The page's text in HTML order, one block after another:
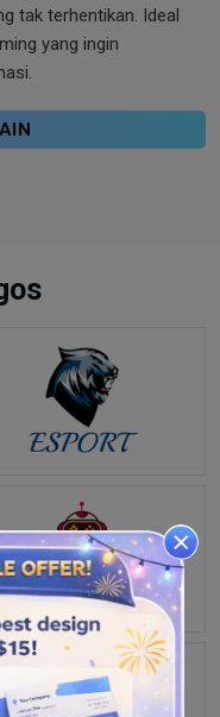
tak terhentikan. Ideal
yang ingin